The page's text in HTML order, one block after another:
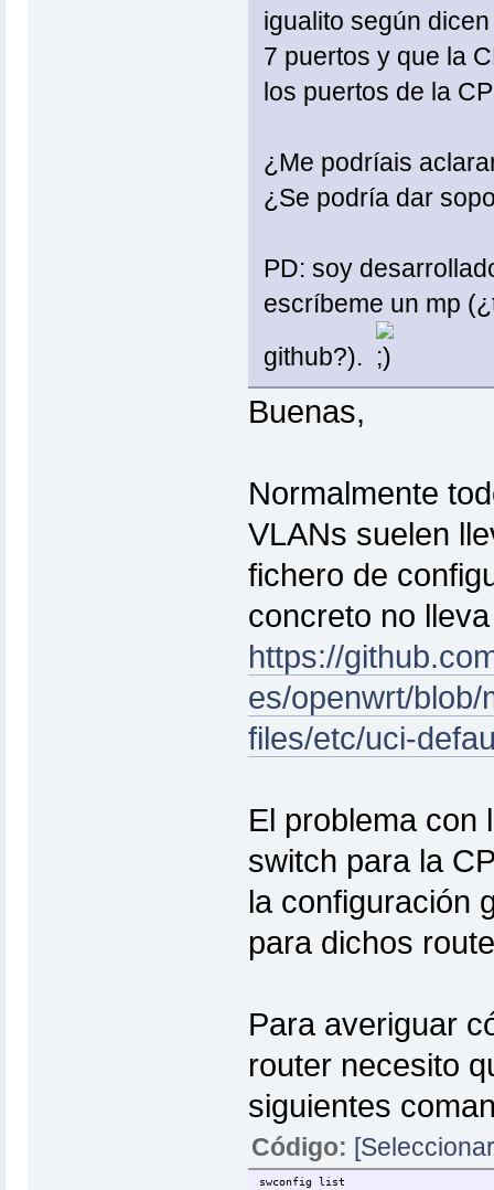
igualito según
7 puertos y que la
los puertos de la
¿Me podríais
¿Se podría dar
PD: soy
escríbeme un mp
github?).
Buenas,
Normalmente
VLANs suelen
fichero de
concreto no
https://
es/openwrt/
files/etc/uci-
El problema con
switch para la
la configuración
para dichos
Para averiguar
router necesito
siguientes
Código:
swconfig list